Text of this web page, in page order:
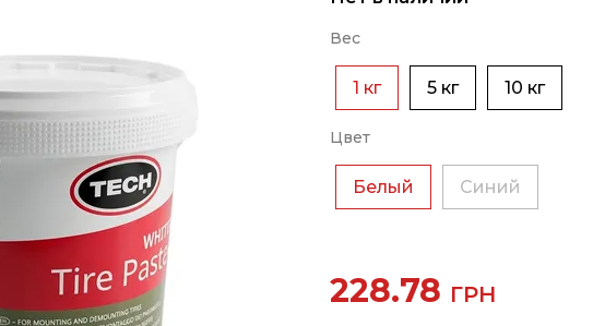
Вес
1 кг 5 кг 10 кг
Цвет
Белый Синий
228.78 ГРН